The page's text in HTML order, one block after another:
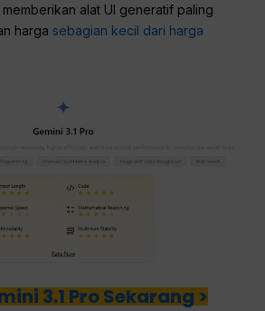
alat UI generatif paling
harga sebagian kecil dari harga
3.1 Pro Sekarang >